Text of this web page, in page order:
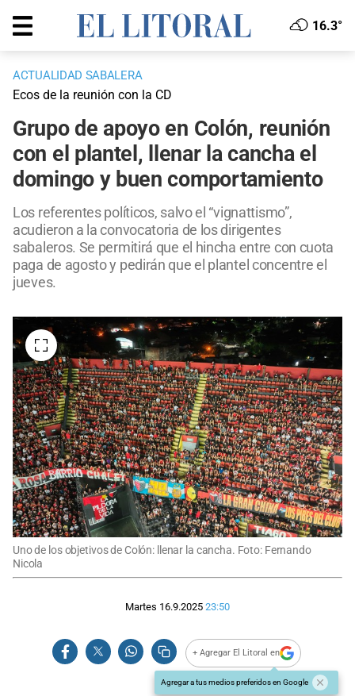
16.3°
ACTUALIDAD SABALERA
Ecos de la reunión con la CD
Grupo de apoyo en Colón, reunión
con el plantel, llenar la cancha el
domingo y buen comportamiento
Los referentes políticos, salvo el “vignattismo”,
acudieron a la convocatoria de los dirigentes
sabaleros. Se permitirá que el hincha entre con cuota
paga de agosto y pedirán que el plantel concentre el
jueves.
Uno de los objetivos de Colón: llenar la cancha. Foto: Fernando
Nicola
Martes 16.9.2025 23:50
+ Agregar El Litoral en
Agregar a tus medios preferidos en Google